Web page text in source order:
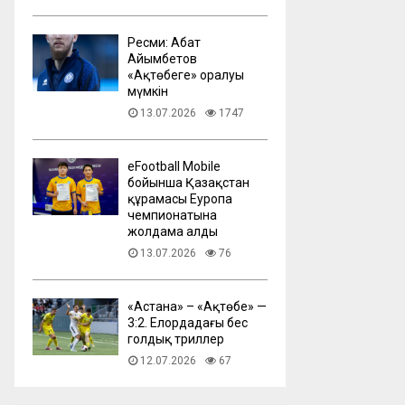
Ресми: Абат
Айымбетов
«Ақтөбеге» оралуы
мүмкін
13.07.2026 1747
eFootball Mobile
бойынша Қазақстан
құрамасы Еуропа
чемпионатына
жолдама алды
13.07.2026 76
​«Астана» – «Ақтөбе» —
3:2. Елордадағы бес
голдық триллер
12.07.2026 67